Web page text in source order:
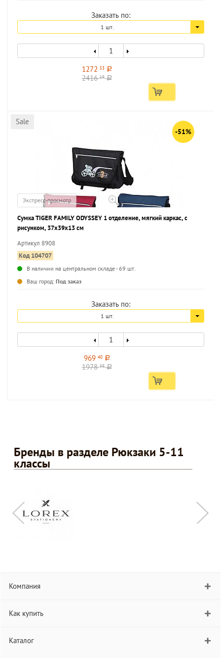
Заказать по:
1 шт.
1272 53 a
241619 a
Sale
-51%
Экспресс-просмотр
Сумка TIGER FAMILY ODYSSEY 1 отделение, мягкий каркас, с
рисунком, 37х39х13 см
Артикул 8908
Код 104707
В наличии на центральном складе - 69 шт.
Ваш город: Под заказ
Заказать по:
1 шт.
969 40 a
197838 a
Бренды в разделе Рюкзаки 5-11
классы
Компания
Как купить
Каталог